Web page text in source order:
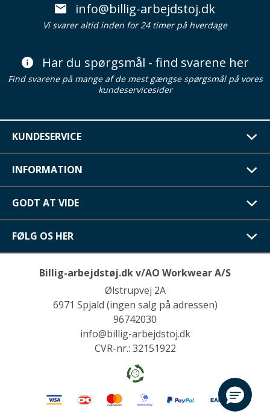
info@billig-arbejdstoj.dk
Vi svarer altid inden for 24 timer på hverdage
Har du spørgsmål - find svarene her
Find svarene på mange af de mest gængse spørgsmål på vores
kundeservicesider
KUNDESERVICE
INFORMATION
GODT AT VIDE
FØLG OS HER
Billig-arbejdstøj.dk v/AO Workwear A/S
Ølstrupvej 2A
6971 Spjald (ingen salg på adressen)
96742030
info@billig-arbejdstoj.dk
CVR-nr.: 32151922